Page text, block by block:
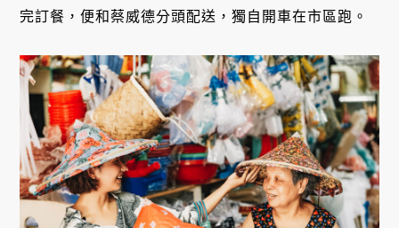
完訂餐，便和蔡威德分頭配送，獨自開車在市區跑。